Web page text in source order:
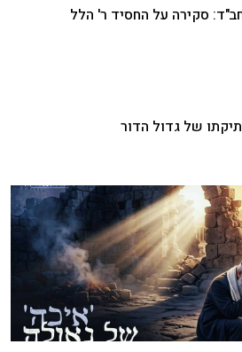
סקירה על החסיד ר' הלל
של גדול הדור